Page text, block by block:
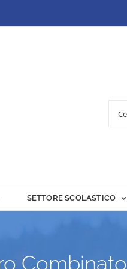
SETTORE SCOLASTICO
Combinato